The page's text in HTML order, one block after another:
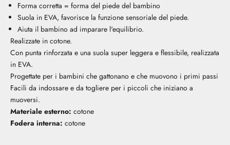
Forma corretta = forma del piede del bambino
Suola in EVA, favorisce la funzione sensoriale del piede.
Aiuta il bambino ad imparare l'equilibrio.
Realizzate in cotone.
Con punta rinforzata e una suola super leggera e flessibile, realizzata
in EVA.
Progettate per i bambini che gattonano e che muovono i primi passi
Facili da indossare e da togliere per i piccoli che iniziano a
muoversi.
Materiale esterno: cotone
Fodera interna: cotone